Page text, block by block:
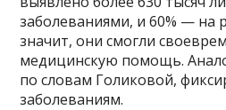
заболеваниями, и 60% — на
значит, они смогли
медицинскую помощь.
по словам Голиковой,
заболеваниям.